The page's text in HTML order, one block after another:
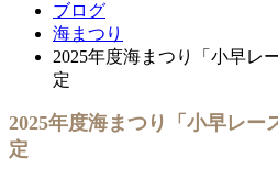
ブログ
海まつり
2025年度海まつり「小早レ
定
2025年度海まつり「小早レー
定